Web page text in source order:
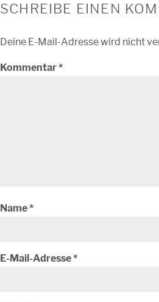
SCHREIBE EINEN
Deine E-Mail-Adresse wird nicht
Kommentar*
Name*
E-Mail-Adresse*